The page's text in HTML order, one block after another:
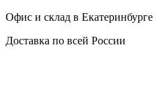
Офис и склад в Екатеринбурге
Доставка по всей России